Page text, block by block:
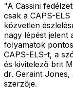
"A Cassini
csak a CAPS-
közvetlen
nagy lépést jelent
folyamatok
CAPS-ELS-t, a
és kivitelező brit
dr. Geraint
szerzője.